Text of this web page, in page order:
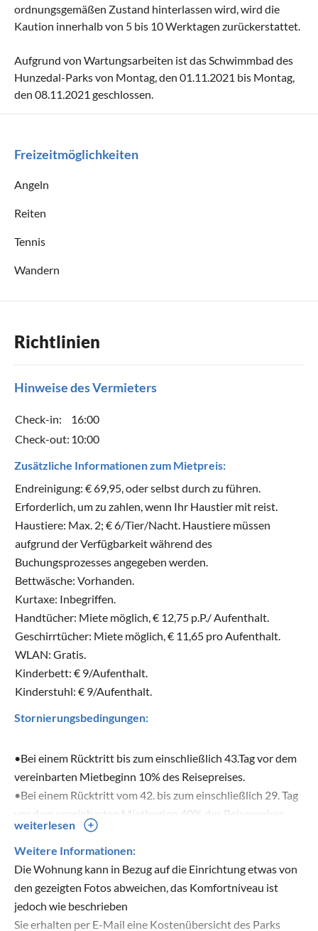
ordnungsgemäßen Zustand hinterlassen wird, wird die
Kaution innerhalb von 5 bis 10 Werktagen zurückerstattet.
Aufgrund von Wartungsarbeiten ist das Schwimmbad des
Hunzedal-Parks von Montag, den 01.11.2021 bis Montag,
den 08.11.2021 geschlossen.
Freizeitmöglichkeiten
Angeln
Reiten
Tennis
Wandern
Richtlinien
Hinweise des Vermieters
Check-in:
16:00
Check-out: 10:00
Zusätzliche Informationen zum Mietpreis:
Endreinigung: € 69,95, oder selbst durch zu führen.
Erforderlich, um zu zahlen, wenn Ihr Haustier mit reist.
Haustiere: Max. 2; € 6/Tier/Nacht. Haustiere müssen
aufgrund der Verfügbarkeit während des
Buchungsprozesses angegeben werden.
Bettwäsche: Vorhanden.
Kurtaxe: Inbegriffen.
Handtücher: Miete möglich, € 12,75 p.P./ Aufenthalt.
Geschirrtücher: Miete möglich, € 11,65 pro Aufenthalt.
WLAN: Gratis.
Kinderbett: € 9/Aufenthalt.
Kinderstuhl: € 9/Aufenthalt.
Stornierungsbedingungen:
•Bei einem Rücktritt bis zum einschließlich 43.Tag vor dem
vereinbarten Mietbeginn 10% des Reisepreises.
•Bei einem Rücktritt vom 42. bis zum einschließlich 29. Tag
vor dem vereinbarten Mietbeginn 40% des Reisepreises.
•Bei einem Rücktritt vom 28. bis zum einschließlich letzten
Tag vor dem vereinbarten Mietbeginn 90% des
Reisepreises.
•Bei späterem Rücktritt oder bei Nichtantritt der Reise
wird der gesamte Reisepreis berechnet.
weiterlesen
Weitere Informationen:
Die Wohnung kann in Bezug auf die Einrichtung etwas von
den gezeigten Fotos abweichen, das Komfortniveau ist
jedoch wie beschrieben
Sie erhalten per E-Mail eine Kostenübersicht des Parks